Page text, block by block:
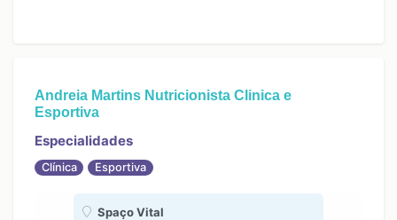
Andreia Martins Nutricionista Clinica e
Esportiva
Especialidades
Clínica Esportiva
Spaço Vital